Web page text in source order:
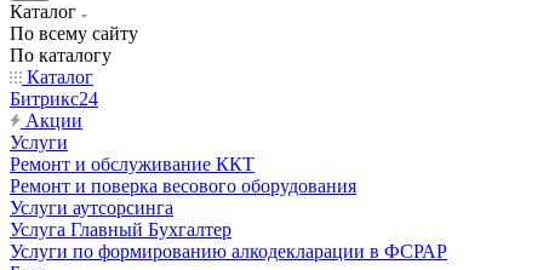
Каталог
По всему сайту
По каталогу
Каталог
Битрикс24
Акции
Услуги
Ремонт и обслуживание ККТ
Ремонт и поверка весового оборудования
Услуги аутсорсинга
Услуга Главный Бухгалтер
Услуги по формированию алкодекларации в ФСРАР